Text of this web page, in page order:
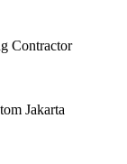
Contractor
Jakarta